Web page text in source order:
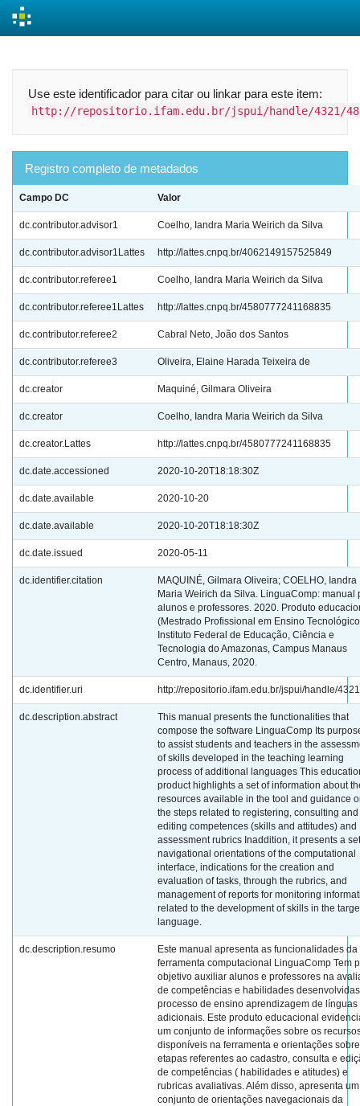
Use este identificador para citar ou linkar para este item:
http://repositorio.ifam.edu.br/jspui/handle/4321/
Registro completo de metadados
Campo DC Valor
dc.contributor.advisor1 Coelho, Iandra Maria Weirich da Silva
dc.contributor.advisor1Lattes http://lattes.cnpq.br/4062149157525849
dc.contributor.referee1 Coelho, Iandra Maria Weirich da Silva
dc.contributor.referee1Lattes http://lattes.cnpq.br/4580777241168835
dc.contributor.referee2 Cabral Neto, João dos Santos
dc.contributor.referee3 Oliveira, Elaine Harada Teixeira de
dc.creator Maquiné, Gilmara Oliveira
dc.creator Coelho, Iandra Maria Weirich da Silva
dc.creator.Lattes http://lattes.cnpq.br/4580777241168835
dc.date.accessioned 2020-10-20T18:18:30Z
dc.date.available 2020-10-20
dc.date.available 2020-10-20T18:18:30Z
dc.date.issued 2020-05-11
dc.identifier.citation
MAQUINÉ, Gilmara Oliveira; COELHO, Iandra
Maria Weirich da Silva. LinguaComp: manual
alunos e professores. 2020. Produto
(Mestrado Profissional em Ensino
Instituto Federal de Educação, Ciência e
Tecnologia do Amazonas, Campus Manaus
Centro, Manaus, 2020.
dc.identifier.uri http://repositorio.ifam.edu.br/jspui/handle/
dc.description.abstract
This manual presents the functionalities that
compose the software LinguaComp Its
to assist students and teachers in the
of skills developed in the teaching learning
process of additional languages This
product highlights a set of information about
resources available in the tool and guidance
the steps related to registering, consulting and
editing competences (skills and attitudes) and
assessment rubrics Inaddition, it presents a
navigational orientations of the computational
interface, indications for the creation and
evaluation of tasks, through the rubrics, and
management of reports for monitoring
related to the development of skills in the
language.
dc.description.resumo
Este manual apresenta as funcionalidades da
ferramenta computacional LinguaComp Tem
objetivo auxiliar alunos e professores na
de competências e habilidades
processo de ensino aprendizagem de línguas
adicionais. Este produto educacional
um conjunto de informações sobre os
disponíveis na ferramenta e orientações
etapas referentes ao cadastro, consulta e
de competências ( habilidades e atitudes) e
rubricas avaliativas. Além disso, apresenta um
conjunto de orientações navegacionais da